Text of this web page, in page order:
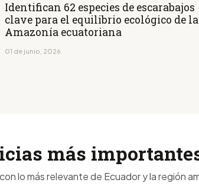
Identifican 62 especies de escarabajos
clave para el equilibrio ecológico de la
Amazonía ecuatoriana
01 de junio, 2026
más
lo más relevante de Ecuador y la región